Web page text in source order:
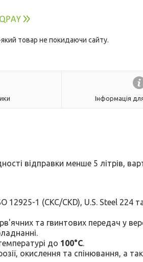
товар не покидаючи сайту.
Інформація
відправки менше 5 літрів,
12925-1 (CKC/CKD), U.S. Steel 224
та гвинтових передач у
до 100°C.
окислення та спінювання, а